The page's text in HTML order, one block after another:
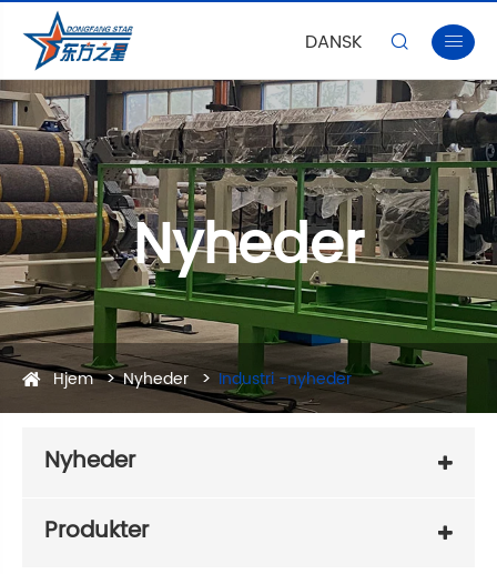
DANSK  
Nyheder
Hjem Nyheder Industri -nyheder
Nyheder
Produkter